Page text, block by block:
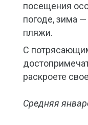
посещения
погоде, зима
пляжи.
С
раскроете
Средняя